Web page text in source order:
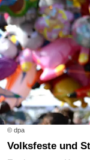
© dpa
Volksfeste und